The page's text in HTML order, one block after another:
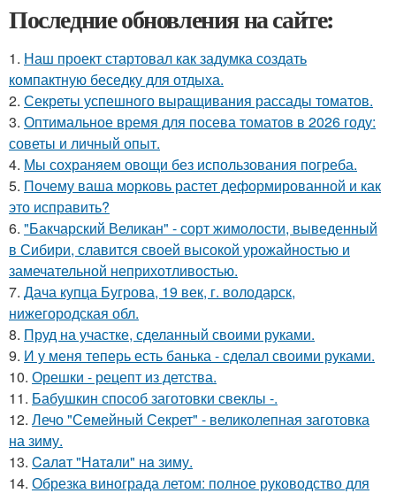
Последние обновления на сайте:
1. Наш проект стартовал как задумка создать
компактную беседку для отдыха.
2. Секреты успешного выращивания рассады томатов.
3. Оптимальное время для посева томатов в 2026 году:
советы и личный опыт.
4. Мы сохраняем овощи без использования погреба.
5. Почему ваша морковь растет деформированной и как
это исправить?
6. "Бакчарский Великан" - сорт жимолости, выведенный
в Сибири, славится своей высокой урожайностью и
замечательной неприхотливостью.
7. Дача купца Бугрова, 19 век, г. володарск,
нижегородская обл.
8. Пруд на участке, сделанный своими руками.
9. И у меня теперь есть банька - сделал своими руками.
10. Орешки - рецепт из детства.
11. Бабушкин способ заготовки свеклы -.
12. Лечо "Семейный Секрет" - великолепная заготовка
на зиму.
13. Caлaт "Нaтaли" нa зиму.
14. Обрезка винограда летом: полное руководство для